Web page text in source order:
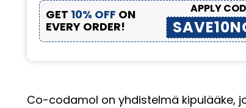
GET 10% OFF ON
EVERY ORDER!
APPLY
Co-codamol on yhdistelmä kipulääke,